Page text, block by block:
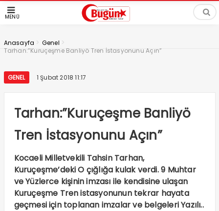
MENÜ
Anasayfa > Genel >
Tarhan:”Kuruçeşme Banliyö Tren İstasyonunu Açın”
GENEL 1 Şubat 2018 11:17
Tarhan:”Kuruçeşme Banliyö
Tren İstasyonunu Açın”
Kocaeli Milletvekili Tahsin Tarhan,
Kuruçeşme’deki O çığlığa kulak verdi. 9 Muhtar
ve Yüzlerce kişinin imzası ile kendisine ulaşan
Kuruçeşme Tren istasyonunun tekrar hayata
geçmesi için toplanan imzalar ve belgeleri Yazılı..